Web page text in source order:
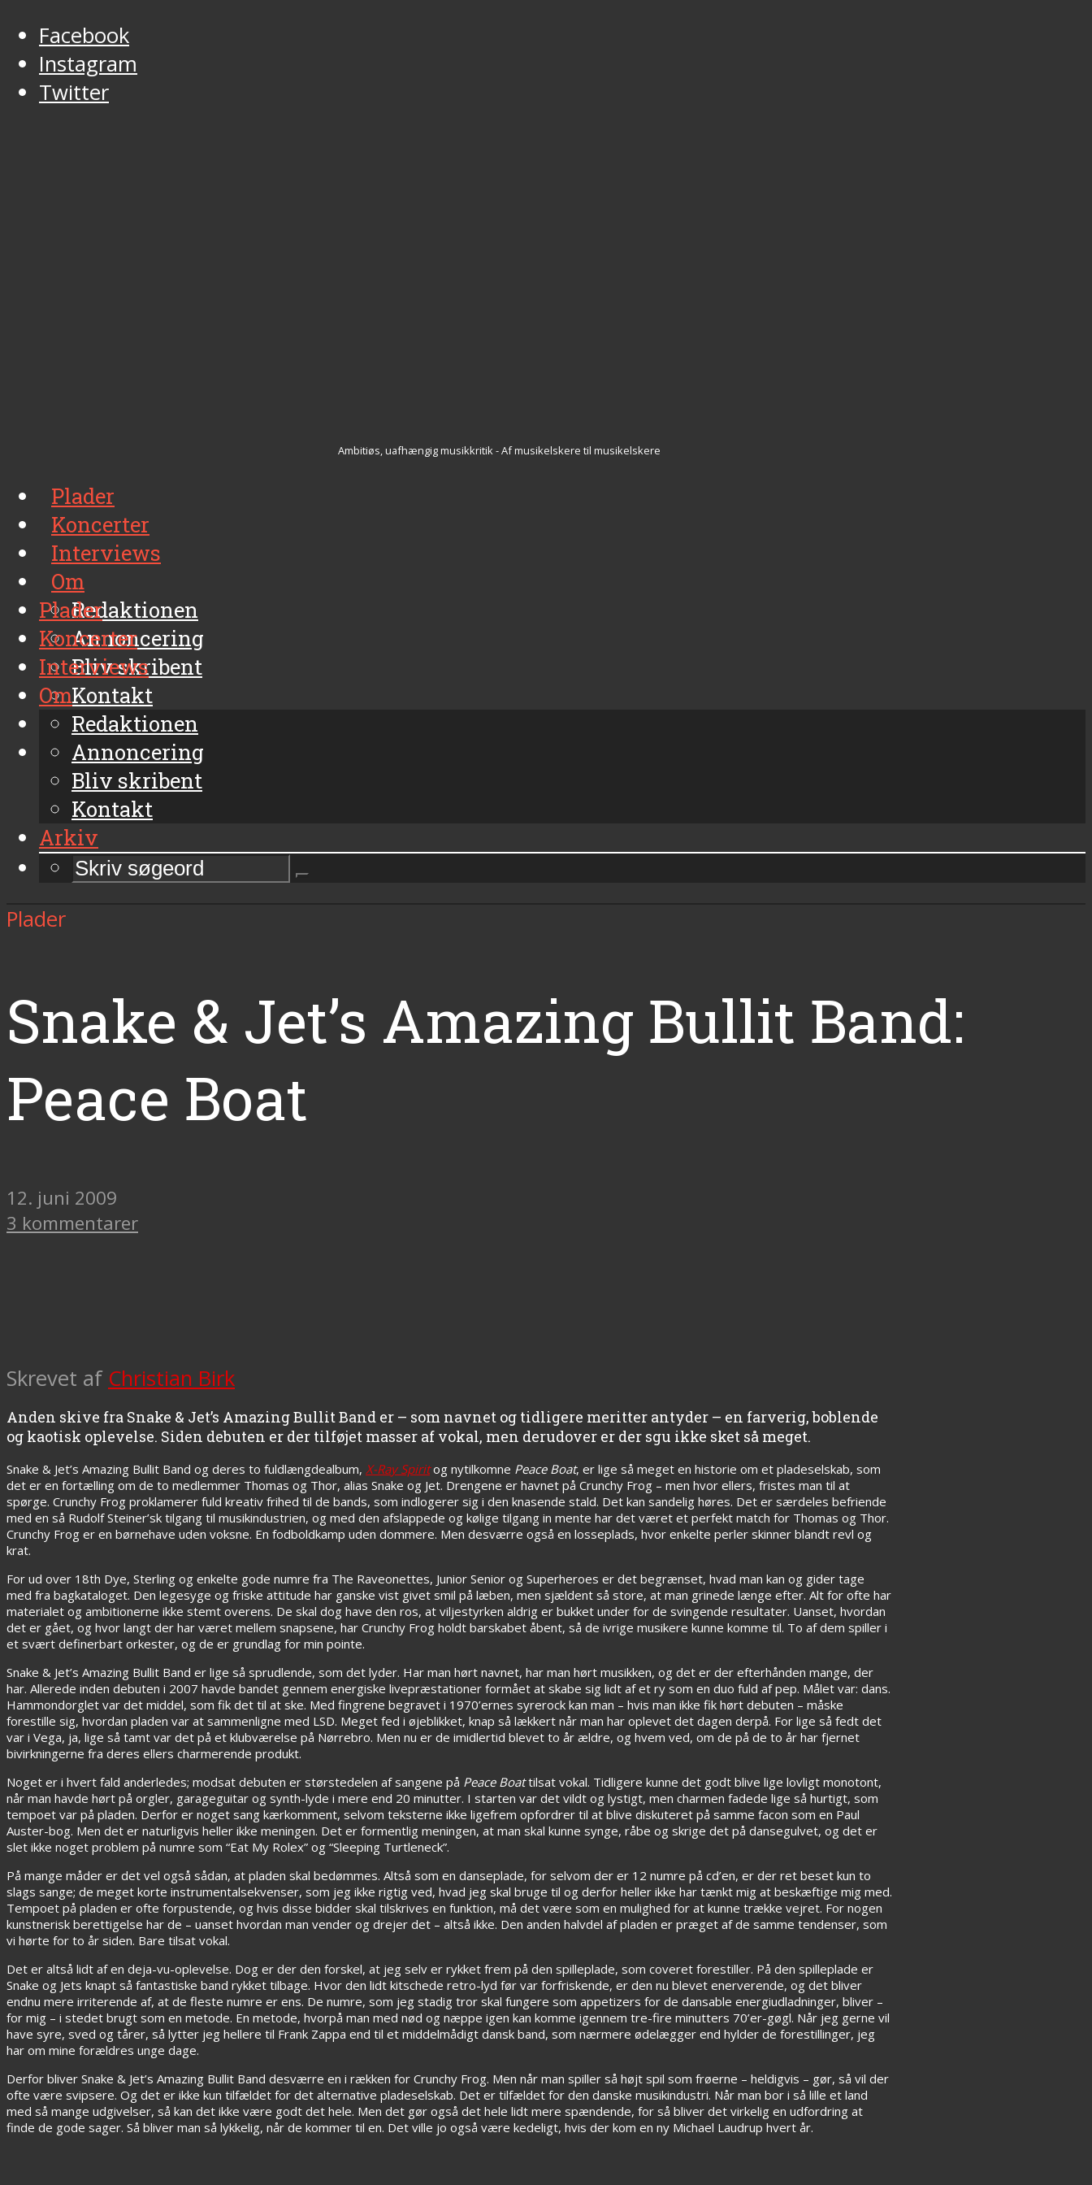
Facebook
Instagram
Twitter
Ambitiøs, uafhængig musikkritik - Af musikelskere til musikelskere
Plader
Koncerter
Interviews
Om
Redaktionen
Annoncering
Bliv skribent
Kontakt
Arkiv
Plader
Koncerter
Interviews
Om
Redaktionen
Annoncering
Bliv skribent
Kontakt
Arkiv
Plader
Snake & Jet’s Amazing Bullit Band:
Peace Boat
12. juni 2009
3 kommentarer
Skrevet af Christian Birk
Anden skive fra Snake & Jet’s Amazing Bullit Band er – som navnet og tidligere meritter antyder – en farverig, boblende
og kaotisk oplevelse. Siden debuten er der tilføjet masser af vokal, men derudover er der sgu ikke sket så meget.
Snake & Jet’s Amazing Bullit Band og deres to fuldlængdealbum, X-Ray Spiritog nytilkomne Peace Boat, er lige så meget en historie om et pladeselskab, som
det er en fortælling om de to medlemmer Thomas og Thor, alias Snake og Jet. Drengene er havnet på Crunchy Frog – men hvor ellers, fristes man til at
spørge. Crunchy Frog proklamerer fuld kreativ frihed til de bands, som indlogerer sig i den knasende stald. Det kan sandelig høres. Det er særdeles befriende
med en så Rudolf Steiner’sk tilgang til musikindustrien, og med den afslappede og kølige tilgang in mente har det været et perfekt match for Thomas og Thor.
Crunchy Frog er en børnehave uden voksne. En fodboldkamp uden dommere. Men desværre også en losseplads, hvor enkelte perler skinner blandt revl og
krat.
For ud over 18th Dye, Sterling og enkelte gode numre fra The Raveonettes, Junior Senior og Superheroes er det begrænset, hvad man kan og gider tage
med fra bagkataloget. Den legesyge og friske attitude har ganske vist givet smil på læben, men sjældent så store, at man grinede længe efter. Alt for ofte har
materialet og ambitionerne ikke stemt overens. De skal dog have den ros, at viljestyrken aldrig er bukket under for de svingende resultater. Uanset, hvordan
det er gået, og hvor langt der har været mellem snapsene, har Crunchy Frog holdt barskabet åbent, så de ivrige musikere kunne komme til. To af dem spiller i
et svært definerbart orkester, og de er grundlag for min pointe.
Snake & Jet’s Amazing Bullit Band er lige så sprudlende, som det lyder. Har man hørt navnet, har man hørt musikken, og det er der efterhånden mange, der
har. Allerede inden debuten i 2007 havde bandet gennem energiske livepræstationer formået at skabe sig lidt af et ry som en duo fuld af pep. Målet var: dans.
Hammondorglet var det middel, som fik det til at ske. Med fingrene begravet i 1970’ernes syrerock kan man – hvis man ikke fik hørt debuten – måske
forestille sig, hvordan pladen var at sammenligne med LSD. Meget fed i øjeblikket, knap så lækkert når man har oplevet det dagen derpå. For lige så fedt det
var i Vega, ja, lige så tamt var det på et klubværelse på Nørrebro. Men nu er de imidlertid blevet to år ældre, og hvem ved, om de på de to år har fjernet
bivirkningerne fra deres ellers charmerende produkt.
Noget er i hvert fald anderledes; modsat debuten er størstedelen af sangene på Peace Boattilsat vokal. Tidligere kunne det godt blive lige lovligt monotont,
når man havde hørt på orgler, garageguitar og synth-lyde i mere end 20 minutter. I starten var det vildt og lystigt, men charmen fadede lige så hurtigt, som
tempoet var på pladen. Derfor er noget sang kærkomment, selvom teksterne ikke ligefrem opfordrer til at blive diskuteret på samme facon som en Paul
Auster-bog. Men det er naturligvis heller ikke meningen. Det er formentlig meningen, at man skal kunne synge, råbe og skrige det på dansegulvet, og det er
slet ikke noget problem på numre som “Eat My Rolex” og “Sleeping Turtleneck”.
På mange måder er det vel også sådan, at pladen skal bedømmes. Altså som en danseplade, for selvom der er 12 numre på cd’en, er der ret beset kun to
slags sange; de meget korte instrumentalsekvenser, som jeg ikke rigtig ved, hvad jeg skal bruge til og derfor heller ikke har tænkt mig at beskæftige mig med.
Tempoet på pladen er ofte forpustende, og hvis disse bidder skal tilskrives en funktion, må det være som en mulighed for at kunne trække vejret. For nogen
kunstnerisk berettigelse har de – uanset hvordan man vender og drejer det – altså ikke. Den anden halvdel af pladen er præget af de samme tendenser, som
vi hørte for to år siden. Bare tilsat vokal.
Det er altså lidt af en deja-vu-oplevelse. Dog er der den forskel, at jeg selv er rykket frem på den spilleplade, som coveret forestiller. På den spilleplade er
Snake og Jets knapt så fantastiske band rykket tilbage. Hvor den lidt kitschede retro-lyd før var forfriskende, er den nu blevet enerverende, og det bliver
endnu mere irriterende af, at de fleste numre er ens. De numre, som jeg stadig tror skal fungere som appetizers for de dansable energiudladninger, bliver –
for mig – i stedet brugt som en metode. En metode, hvorpå man med nød og næppe igen kan komme igennem tre-fire minutters 70’er-gøgl. Når jeg gerne vil
have syre, sved og tårer, så lytter jeg hellere til Frank Zappa end til et middelmådigt dansk band, som nærmere ødelægger end hylder de forestillinger, jeg
har om mine forældres unge dage.
Derfor bliver Snake & Jet’s Amazing Bullit Band desværre en i rækken for Crunchy Frog. Men når man spiller så højt spil som frøerne – heldigvis – gør, så vil der
ofte være svipsere. Og det er ikke kun tilfældet for det alternative pladeselskab. Det er tilfældet for den danske musikindustri. Når man bor i så lille et land
med så mange udgivelser, så kan det ikke være godt det hele. Men det gør også det hele lidt mere spændende, for så bliver det virkelig en udfordring at
finde de gode sager. Så bliver man så lykkelig, når de kommer til en. Det ville jo også være kedeligt, hvis der kom en ny Michael Laudrup hvert år.